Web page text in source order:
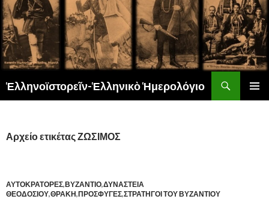
Ἑλληνοϊστορεῖν-Ἑλληνικὸ Ἡμερολόγιο
Αρχείο ετικέτας ΖΩΣΙΜΟΣ
ΑΥΤΟΚΡΑΤΟΡΕΣ,ΒΥΖΑΝΤΙΟ,ΔΥΝΑΣΤΕΙΑ
ΘΕΟΔΟΣΙΟΥ,ΘΡΑΚΗ,ΠΡΟΣΦΥΓΕΣ,ΣΤΡΑΤΗΓΟΙ ΤΟΥ ΒΥΖΑΝΤΙΟΥ